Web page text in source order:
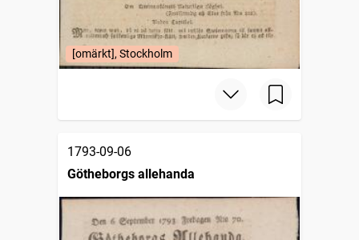
[omärkt], Stockholm
1793-09-06
Götheborgs allehanda